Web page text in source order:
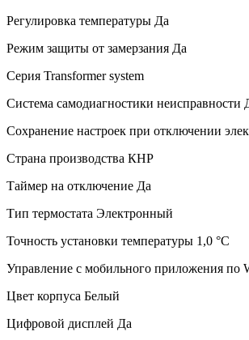
Регулировка температуры Да
Режим защиты от замерзания Да
Серия Transformer system
Система самодиагностики неисправности
Сохранение настроек при отключении
Страна производства КНР
Таймер на отключение Да
Тип термостата Электронный
Точность установки температуры 1,0 °С
Управление c мобильного приложения по
Цвет корпуса Белый
Цифровой дисплей Да